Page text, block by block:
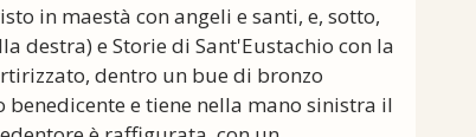
in maestà con angeli e santi, e, sotto,
destra) e Storie di Sant'Eustachio con la
dentro un bue di bronzo
e tiene nella mano sinistra il